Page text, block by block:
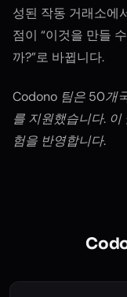
성된 작동 거래소에
점이 “이것을 만들
까?”로 바뀝니다.
Codono 팀은 50개
를 지원했습니다.
험을 반영합니다.